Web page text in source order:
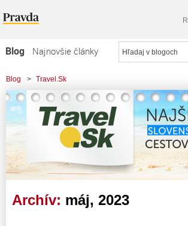
Blog
Najnovšie články
Najčítanejšie články
Najkomentovanejšie články
Zoznam blogov
Komerčné blogy
Blog > Travel.Sk
> Turecko 2023: Tipy na luxusné hotely s výborným
Archív: máj, 2023